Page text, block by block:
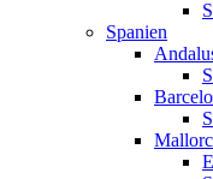
Spanien